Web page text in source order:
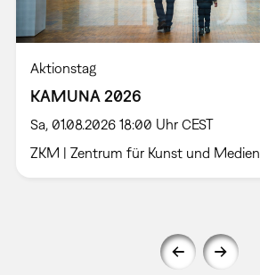
Aktionstag
KAMUNA 2026
Sa, 01.08.2026 18:00 Uhr CEST
ZKM | Zentrum für Kunst und Medien